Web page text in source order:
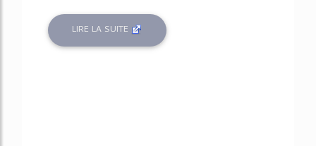
LIRE LA SUITE